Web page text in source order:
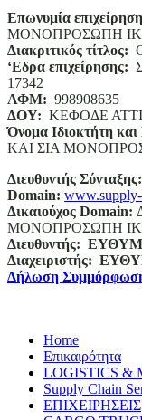
Επωνυμία
ΜΟΝΟΠΡΟΣΩΠΗ
Διακριτικός τίτλος:
‘Eδρα επιχείρησης:
17342
ΑΦΜ: 998908635
ΔΟΥ: ΚΕΦΟΔΕ
Όνομα Ιδιοκτήτη
ΚΑΙ ΣΙΑ
Διευθυντής Σύνταξης:
Domain:
Δικαιούχος Domain:
ΜΟΝΟΠΡΟΣΩΠΗ
Διευθυντής:
Διαχειριστής:
Δήλωση
Home
Επικαιρότητα
LOGISTICS
Supply Chain
ΕΠΙΧΕΙΡΗΣΕΙΣ